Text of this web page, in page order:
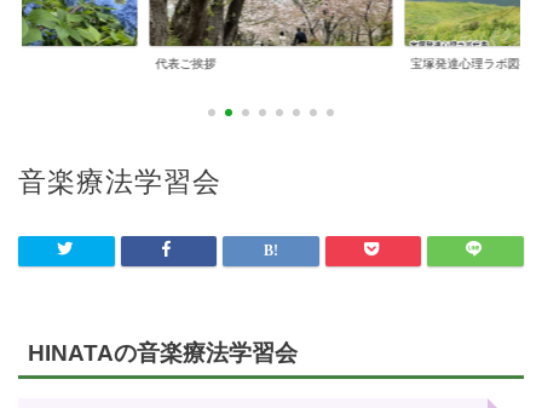
代表ご挨拶 宝塚発達心理ラボ図書
音楽療法学習会
HINATAの音楽療法学習会